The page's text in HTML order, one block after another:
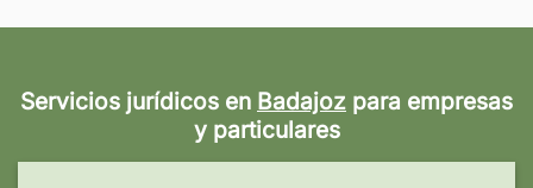
Servicios jurídicos en Badajoz para empresas
y particulares